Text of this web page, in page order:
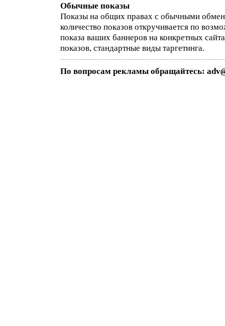
Обычные показы
Показы на общих правах с обычными
количество показов откручивается по
показа ваших баннеров на конкретных
показов, стандартные виды таргетинга.
По вопросам рекламы обращайтесь: adv